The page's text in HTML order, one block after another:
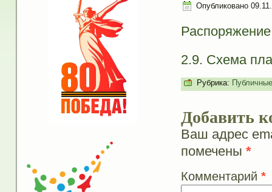
Опубликовано
2.9. Схема
Рубрика:
Добавить
Ваш адрес
помечены *
Комментарий *